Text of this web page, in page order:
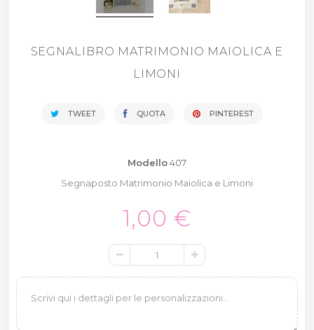
SEGNALIBRO MATRIMONIO MAIOLICA E
LIMONI
TWEET QUOTA PINTEREST
Modello407
Segnaposto Matrimonio Maiolica e Limoni
1,00 €